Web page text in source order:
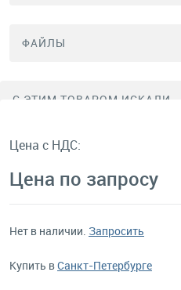
ФАЙЛЫ
C ЭТИМ ТОВАРОМ ИСКАЛИ
Цена с НДС:
Цена по запросу
Нет в наличии. Запросить
Купить вСанкт-Петербурге